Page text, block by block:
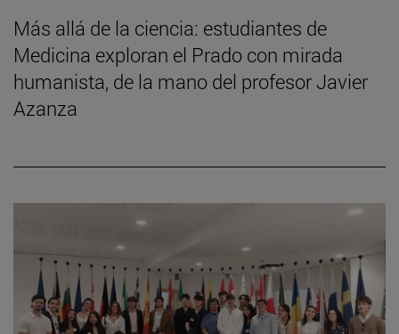
Más allá de la ciencia: estudiantes de
Medicina exploran el Prado con mirada
humanista, de la mano del profesor Javier
Azanza